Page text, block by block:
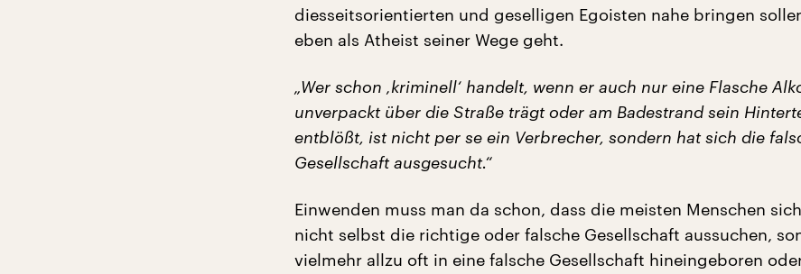
diesseitsorientierten und geselligen Egoisten nahe bringen
eben als Atheist seiner Wege geht.
„Wer schon ‚kriminell‘ handelt, wenn er auch nur eine Flasche
unverpackt über die Straße trägt oder am Badestrand sein
entblößt, ist nicht per se ein Verbrecher, sondern hat sich die
Gesellschaft ausgesucht.“
Einwenden muss man da schon, dass die meisten Menschen
nicht selbst die richtige oder falsche Gesellschaft aussuchen,
vielmehr allzu oft in eine falsche Gesellschaft hineingeboren